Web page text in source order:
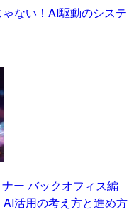
ない！AI駆動のシステ
ー バックオフィス編
活用の考え方と進め方